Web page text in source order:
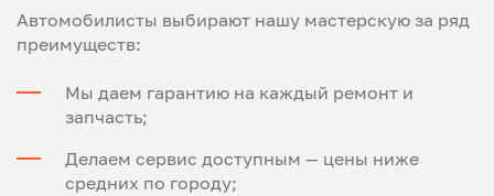
Автомобилисты выбирают нашу мастерскую за ряд
преимуществ:
Мы даем гарантию на каждый ремонт и
запчасть;
Делаем сервис доступным — цены ниже
средних по городу;